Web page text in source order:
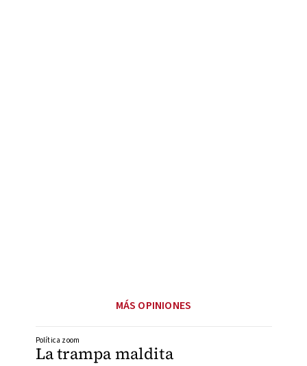
MÁS OPINIONES
La trampa maldita
Política zoom